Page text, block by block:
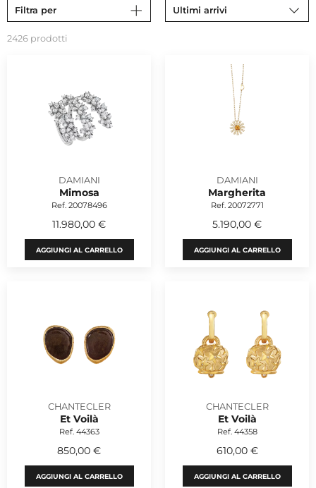
Filtra per
Ultimi arrivi
2426 prodotti
DAMIANI
Mimosa
Ref. 20078496
11.980,00 €
AGGIUNGI AL CARRELLO
DAMIANI
Margherita
Ref. 20072771
5.190,00 €
AGGIUNGI AL CARRELLO
CHANTECLER
Et Voilà
Ref. 44363
850,00 €
AGGIUNGI AL CARRELLO
CHANTECLER
Et Voilà
Ref. 44358
610,00 €
AGGIUNGI AL CARRELLO